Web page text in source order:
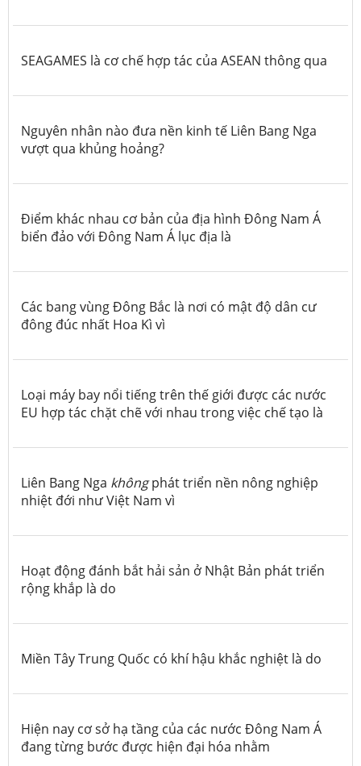
SEAGAMES là cơ chế hợp tác của ASEAN thông qua
Nguyên nhân nào đưa nền kinh tế Liên Bang Nga
vượt qua khủng hoảng?
Điểm khác nhau cơ bản của địa hình Đông Nam Á
biển đảo với Đông Nam Á lục địa là
Các bang vùng Đông Bắc là nơi có mật độ dân cư
đông đúc nhất Hoa Kì vì
Loại máy bay nổi tiếng trên thế giới được các nước
EU hợp tác chặt chẽ với nhau trong việc chế tạo là
Liên Bang Nga khôngphát triển nền nông nghiệp
nhiệt đới như Việt Nam vì
Hoạt động đánh bắt hải sản ở Nhật Bản phát triển
rộng khắp là do
Miền Tây Trung Quốc có khí hậu khắc nghiệt là do
Hiện nay cơ sở hạ tầng của các nước Đông Nam Á
đang từng bước được hiện đại hóa nhằm